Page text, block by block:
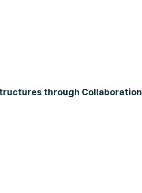
through Collaboration